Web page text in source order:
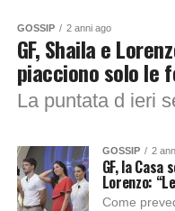
GOSSIP 2 anni ago
GF, Shaila e
piacciono solo le
GOSSIP 2
GF, la
Lorenzo: